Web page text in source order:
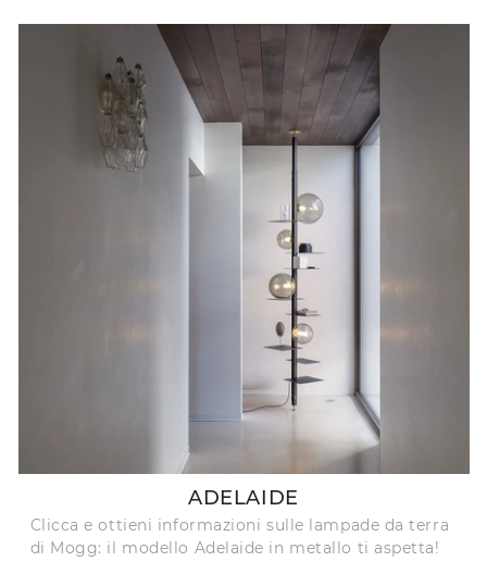
ADELAIDE
Clicca e ottieni informazioni sulle lampade da terra
di Mogg: il modello Adelaide in metallo ti aspetta!